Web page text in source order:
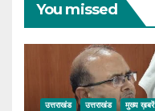
You missed
उत्तराखंड उत्तराखंड मुख्य ख़बरें